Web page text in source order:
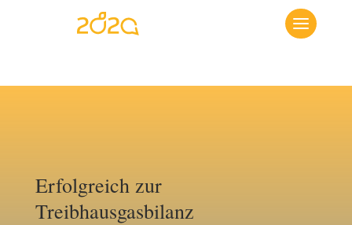
Erfolgreich zur
Treibhausgasbilanz